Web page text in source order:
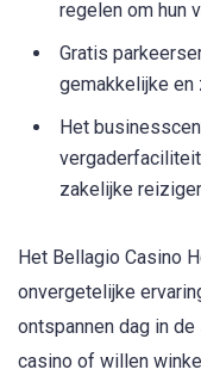
regelen om hun
Gratis
gemakkelijke
Het
zakelijke
Het Bellagio Casino
onvergetelijke
ontspannen dag in
casino of willen